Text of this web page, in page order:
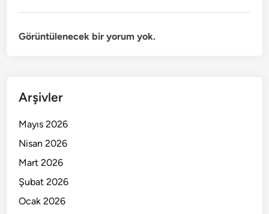
Görüntülenecek bir yorum yok.
Arşivler
Mayıs 2026
Nisan 2026
Mart 2026
Şubat 2026
Ocak 2026